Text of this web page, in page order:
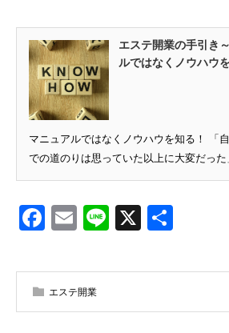
エステ開業の手引き
ルではなくノウハウ
マニュアルではなくノウハウを知る！ 「
での道のりは思っていた以上に大変だっ
Facebook
EmailLine
X
エステ開業